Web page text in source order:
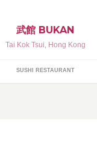
武館 BUKAN
Tai Kok Tsui, Hong Kong
SUSHI RESTAURANT